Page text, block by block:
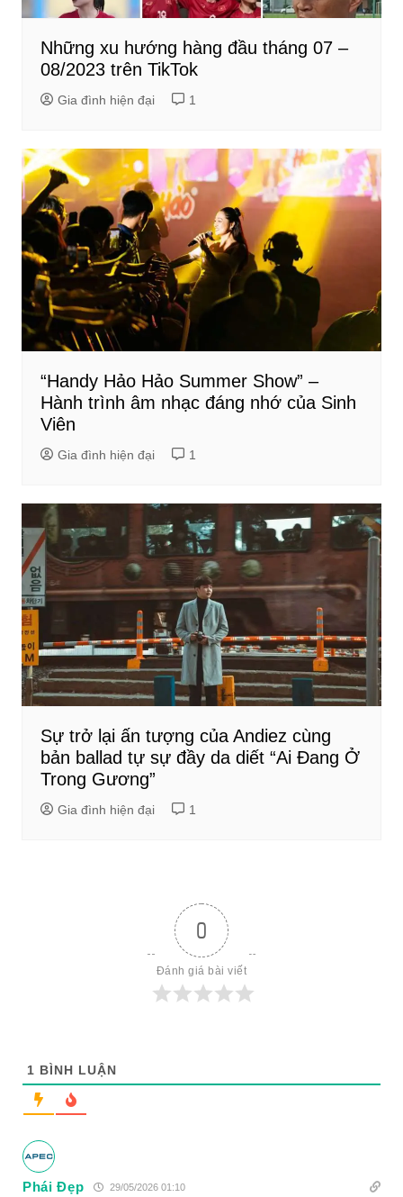
Những xu hướng hàng đầu tháng 07 –
08/2023 trên TikTok
Gia đình hiện đại 1
“Handy Hảo Hảo Summer Show” –
Hành trình âm nhạc đáng nhớ của Sinh
Viên
Gia đình hiện đại 1
Sự trở lại ấn tượng của Andiez cùng
bản ballad tự sự đầy da diết “Ai Đang Ở
Trong Gương”
Gia đình hiện đại 1
0
Đánh giá bài viết
1 BÌNH LUẬN
Phái Đẹp 29/05/2026 01:10